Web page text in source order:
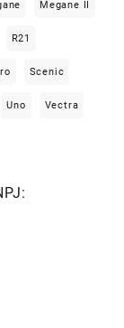
Megane II
R21
Scenic
Uno Vectra